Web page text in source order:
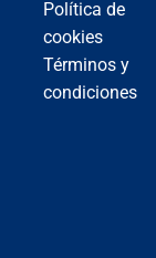
Política de
cookies
Términos y
condiciones